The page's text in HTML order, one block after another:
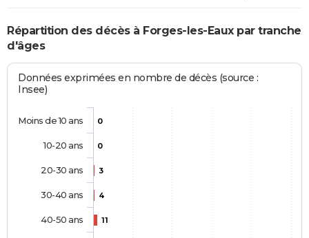
Répartition des décès à Forges-les-Eaux par tranche
d'âges
Données exprimées en nombre de décès (source :
Insee)
0
0
3
4
11
Moins de 10 ans
10-20 ans
20-30 ans
30-40 ans
40-50 ans